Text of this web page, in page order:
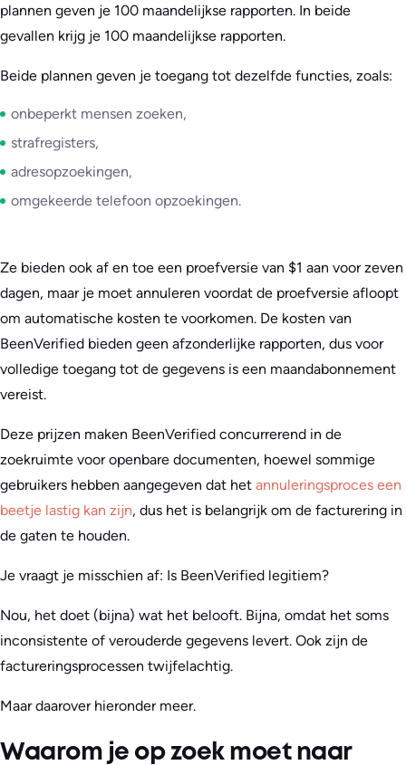
plannen geven je 100 maandelijkse rapporten. In beide
gevallen krijg je 100 maandelijkse rapporten.
Beide plannen geven je toegang tot dezelfde functies, zoals:
onbeperkt mensen zoeken,
strafregisters,
adresopzoekingen,
omgekeerde telefoon opzoekingen.
Ze bieden ook af en toe een proefversie van $1 aan voor zeven
dagen, maar je moet annuleren voordat de proefversie afloopt
om automatische kosten te voorkomen. De kosten van
BeenVerified bieden geen afzonderlijke rapporten, dus voor
volledige toegang tot de gegevens is een maandabonnement
vereist.
Deze prijzen maken BeenVerified concurrerend in de
zoekruimte voor openbare documenten, hoewel sommige
gebruikers hebben aangegeven dat het annuleringsproces een
beetje lastig kan zijn, dus het is belangrijk om de facturering in
de gaten te houden.
Je vraagt je misschien af: Is BeenVerified legitiem?
Nou, het doet (bijna) wat het belooft. Bijna, omdat het soms
inconsistente of verouderde gegevens levert. Ook zijn de
factureringsprocessen twijfelachtig.
Maar daarover hieronder meer.
Waarom je op zoek moet naar